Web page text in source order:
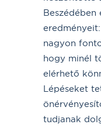
nagyon
hogy minél
elérhető
Lépéseket
tudjanak